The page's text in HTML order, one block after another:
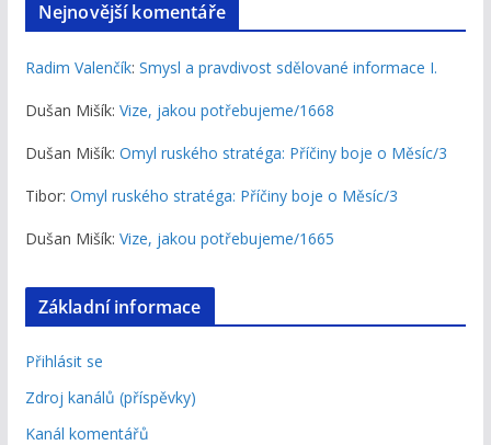
Nejnovější komentáře
Radim Valenčík: Smysl a pravdivost sdělované informace I.
Dušan Mišík: Vize, jakou potřebujeme/1668
Dušan Mišík: Omyl ruského stratéga: Příčiny boje o Měsíc/3
Tibor: Omyl ruského stratéga: Příčiny boje o Měsíc/3
Dušan Mišík: Vize, jakou potřebujeme/1665
Základní informace
Přihlásit se
Zdroj kanálů (příspěvky)
Kanál komentářů